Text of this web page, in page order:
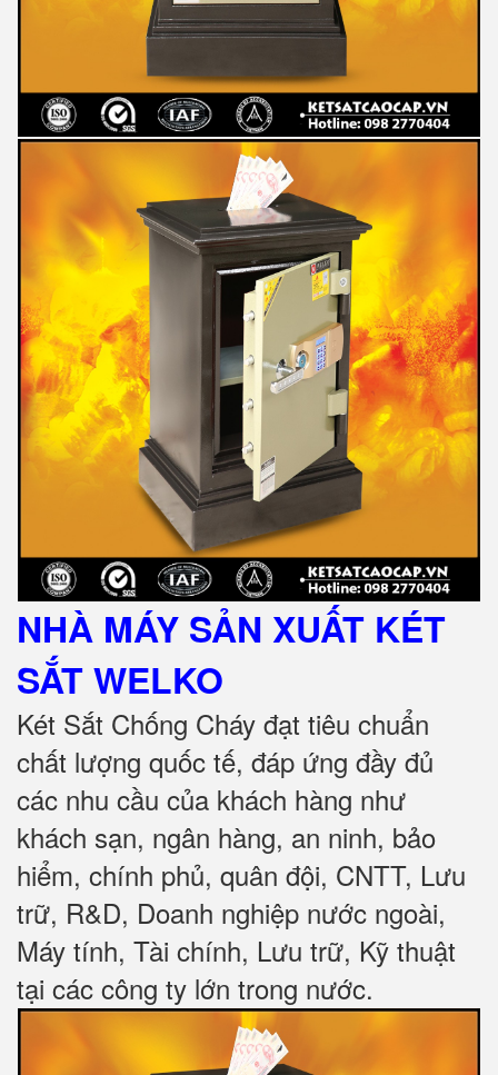
NHÀ MÁY SẢN XUẤT KÉT
SẮTWELKO
Két Sắt Chống Cháy đạt tiêu chuẩn
chất lượng quốc tế, đáp ứng đầy đủ
các nhu cầu của khách hàng như
khách sạn, ngân hàng, an ninh, bảo
hiểm, chính phủ, quân đội, CNTT, Lưu
trữ, R&D, Doanh nghiệp nước ngoài,
Máy tính, Tài chính, Lưu trữ, Kỹ thuật
tại các công ty lớn trong nước.